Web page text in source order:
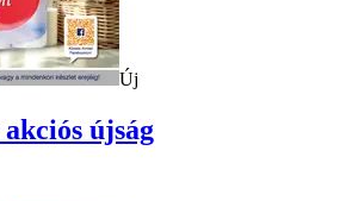
Új
akciós újság